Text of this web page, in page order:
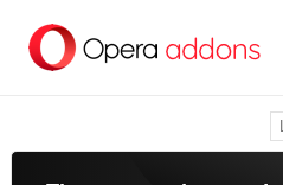
асноўнага